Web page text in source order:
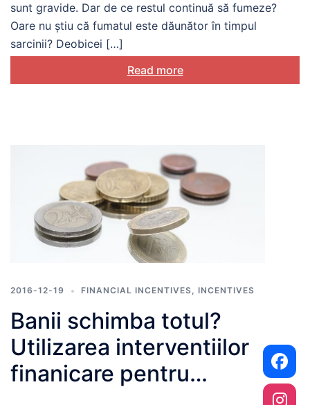
sunt gravide. Dar de ce restul continuă să fumeze?
Oare nu știu că fumatul este dăunător în timpul
sarcinii? Deobicei […]
Read more
2016-12-19 FINANCIAL INCENTIVES, INCENTIVES
Banii schimba totul?
Utilizarea interventiilor
finanicare pentru